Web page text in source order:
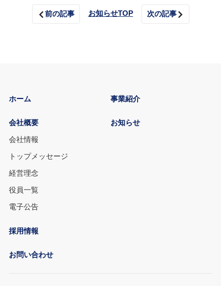
前の記事 お知らせTOP 次の記事
ホーム
会社概要
会社情報
トップメッセージ
経営理念
役員一覧
電子公告
事業紹介
お知らせ
採用情報
お問い合わせ